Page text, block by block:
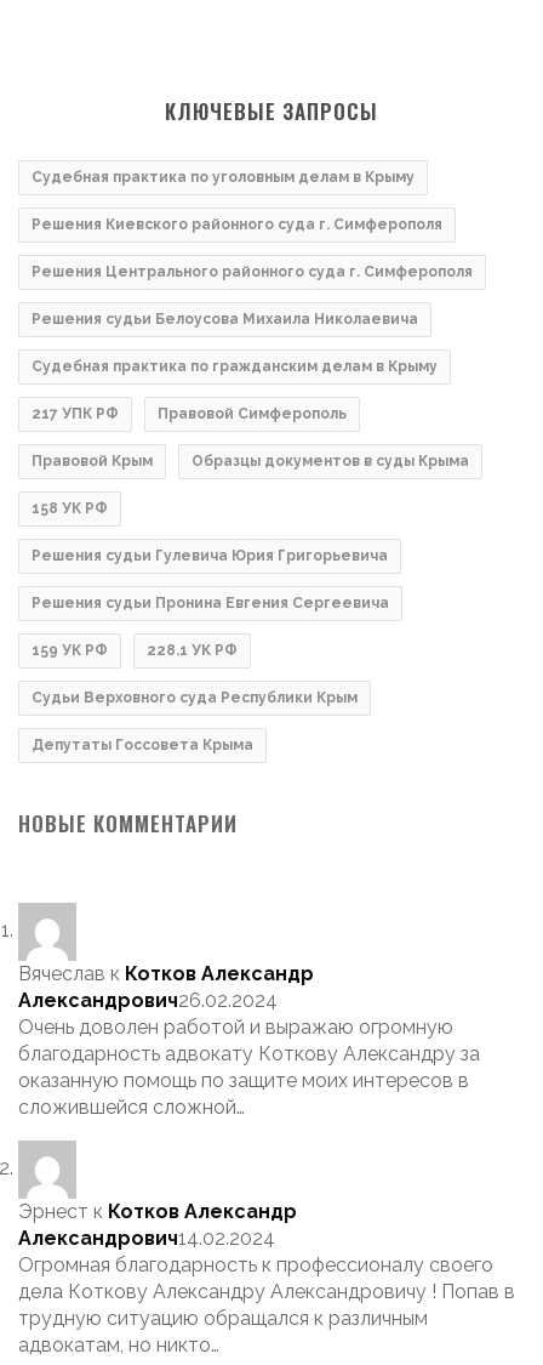
КЛЮЧЕВЫЕ ЗАПРОСЫ
Судебная практика по уголовным делам в Крыму
Решения Киевского районного суда г. Симферополя
Решения Центрального районного суда г. Симферополя
Решения судьи Белоусова Михаила Николаевича
Судебная практика по гражданским делам в Крыму
217 УПК РФ Правовой Симферополь
Правовой Крым Образцы документов в суды Крыма
158 УК РФ
Решения судьи Гулевича Юрия Григорьевича
Решения судьи Пронина Евгения Сергеевича
159 УК РФ 228.1 УК РФ
Судьи Верховного суда Республики Крым
Депутаты Госсовета Крыма
НОВЫЕ КОММЕНТАРИИ
Вячеслав к Котков Александр
Александрович26.02.2024
Очень доволен работой и выражаю огромную
благодарность адвокату Коткову Александру за
оказанную помощь по защите моих интересов в
сложившейся сложной…
Эрнест к Котков Александр
Александрович14.02.2024
Огромная благодарность к профессионалу своего
дела Коткову Александру Александровичу ! Попав в
трудную ситуацию обращался к различным
адвокатам, но никто…